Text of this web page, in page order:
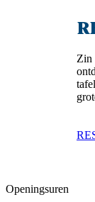
Zin
Openingsuren